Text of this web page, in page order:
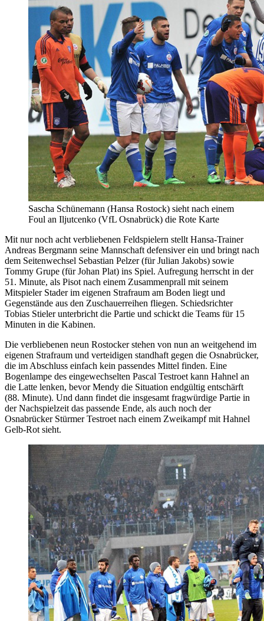
Sascha Schünemann (Hansa Rostock) sieht nach einem
Foul an Iljutcenko (VfL Osnabrück) die Rote Karte
Mit nur noch acht verbliebenen Feldspielern stellt Hansa-Trainer
Andreas Bergmann seine Mannschaft defensiver ein und bringt nach
dem Seitenwechsel Sebastian Pelzer (für Julian Jakobs) sowie
Tommy Grupe (für Johan Plat) ins Spiel. Aufregung herrscht in der
51. Minute, als Pisot nach einem Zusammenprall mit seinem
Mitspieler Stader im eigenen Strafraum am Boden liegt und
Gegenstände aus den Zuschauerreihen fliegen. Schiedsrichter
Tobias Stieler unterbricht die Partie und schickt die Teams für 15
Minuten in die Kabinen.
Die verbliebenen neun Rostocker stehen von nun an weitgehend im
eigenen Strafraum und verteidigen standhaft gegen die Osnabrücker,
die im Abschluss einfach kein passendes Mittel finden. Eine
Bogenlampe des eingewechselten Pascal Testroet kann Hahnel an
die Latte lenken, bevor Mendy die Situation endgültig entschärft
(88. Minute). Und dann findet die insgesamt fragwürdige Partie in
der Nachspielzeit das passende Ende, als auch noch der
Osnabrücker Stürmer Testroet nach einem Zweikampf mit Hahnel
Gelb-Rot sieht.